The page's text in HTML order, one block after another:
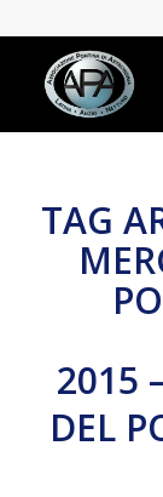
TAG
2015
DEL